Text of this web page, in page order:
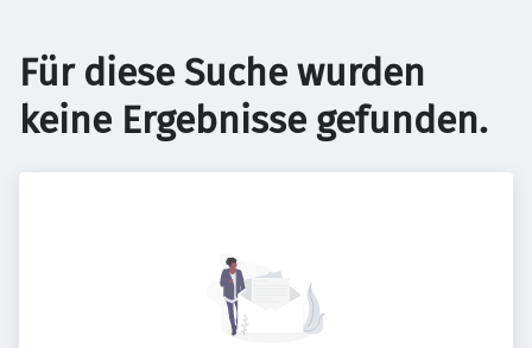
Für diese Suche wurden
keine Ergebnisse gefunden.